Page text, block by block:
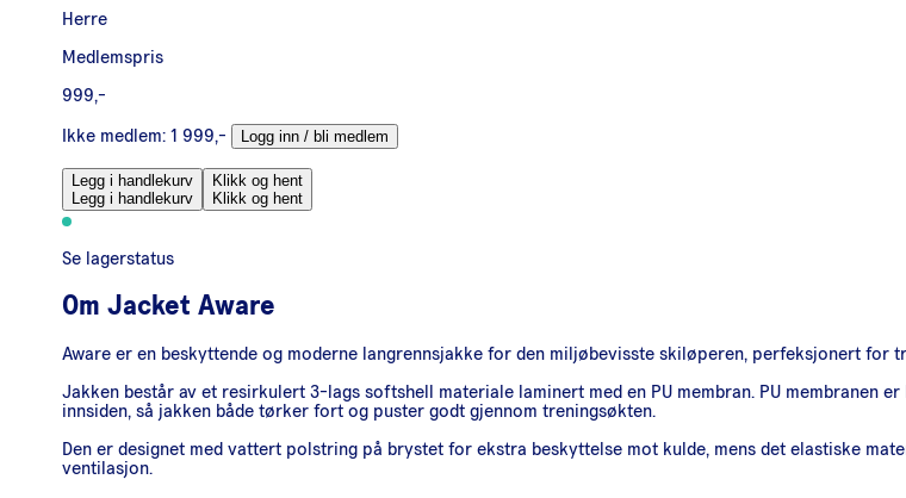
Herre
Medlemspris
999,-
Ikke medlem: 1 999,- Logg inn / bli medlem
Legg i handlekurv
Legg i handlekurv
Klikk og hent
Klikk og hent
Se lagerstatus
Om Jacket Aware
Aware er en beskyttende og moderne langrennsjakke for den miljøbevisste skiløperen, perfeksjonert for
Jakken består av et resirkulert 3-lags softshell materiale laminert med en PU membran. PU
innsiden, så jakken både tørker fort og puster godt gjennom treningsøkten.
Den er designet med vattert polstring på brystet for ekstra beskyttelse mot kulde, mens det elastiske
ventilasjon.